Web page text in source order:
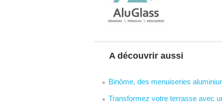
A découvrir aussi
Binôme, des menuiseries
Transformez votre terrasse avec